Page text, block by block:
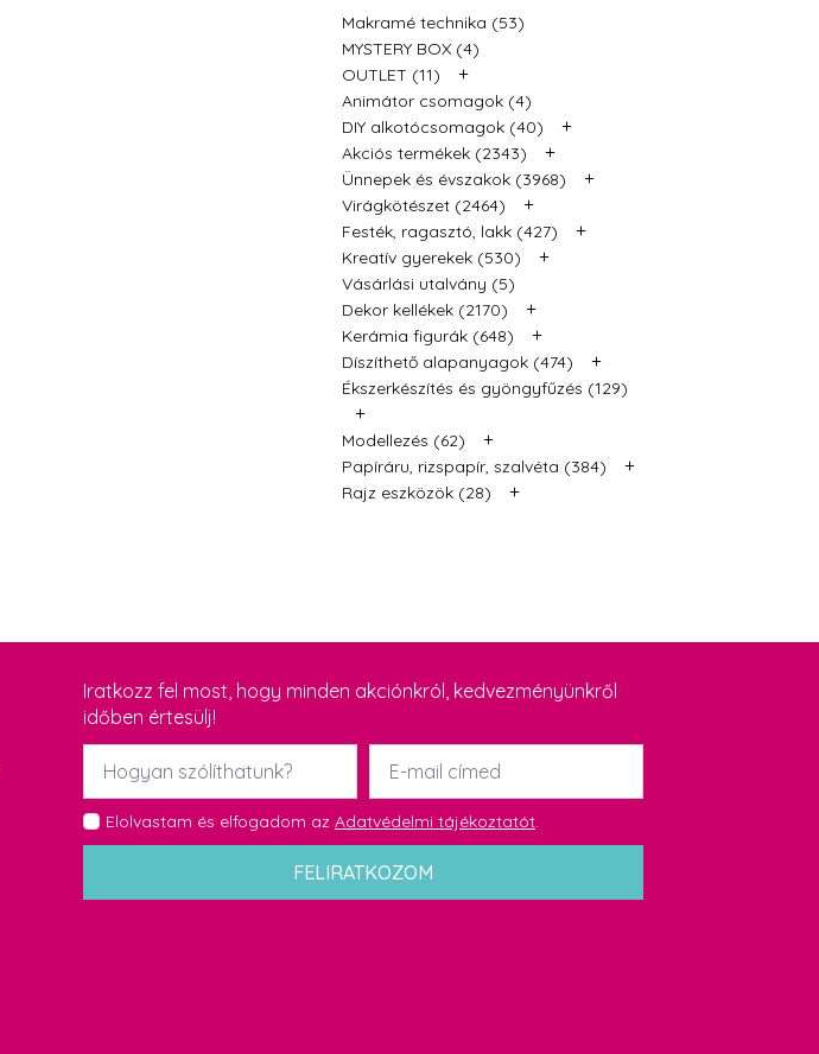
Makramé technika (53)
MYSTERY BOX (4)
OUTLET (11)
+
Animátor csomagok (4)
DIY alkotócsomagok (40)
+
Akciós termékek (2343) +
Ünnepek és évszakok (3968) +
Virágkötészet (2464) +
Festék, ragasztó, lakk (427) +
Kreatív gyerekek (530) +
Vásárlási utalvány (5)
Dekor kellékek (2170)
+
Kerámia figurák (648) +
Díszíthető alapanyagok (474) +
Ékszerkészítés és gyöngyfűzés (129)
+
Modellezés (62) +
Papíráru, rizspapír, szalvéta (384) +
Rajz eszközök (28) +
Iratkozz fel most, hogy minden akciónkról, kedvezményünkről
időben értesülj!
Név
Email
GDPR
*
Elolvastam és elfogadom az Adatvédelmi tájékoztatót
FELIRATKOZOM